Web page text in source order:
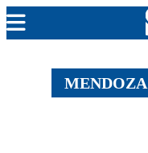
EL NUEVE
SOCIEDAD
MENDOZA